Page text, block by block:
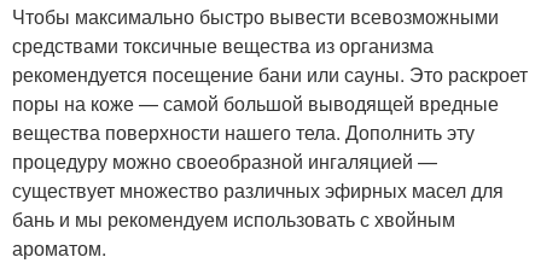
Чтобы максимально быстро вывести всевозможными
средствами токсичные вещества из организма
рекомендуется посещение бани или сауны. Это раскроет
поры на коже — самой большой выводящей вредные
вещества поверхности нашего тела. Дополнить эту
процедуру можно своеобразной ингаляцией —
существует множество различных эфирных масел для
бань и мы рекомендуем использовать с хвойным
ароматом.